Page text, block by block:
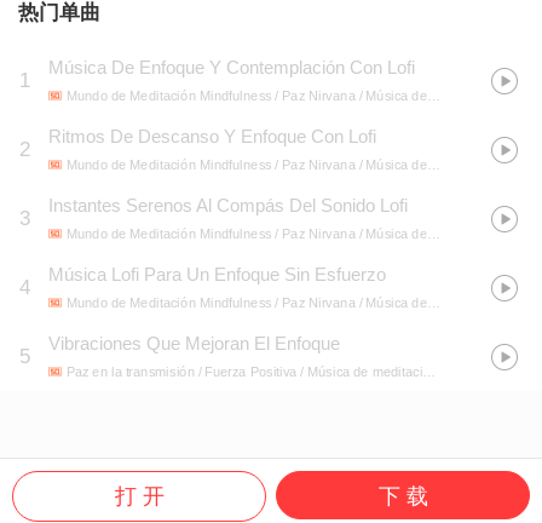
热门单曲
1
Música De Enfoque Y Contemplación Con Lofi
Mundo de Meditación Mindfulness / Paz Nirvana / Música de meditación 528 Hz
2
Ritmos De Descanso Y Enfoque Con Lofi
Mundo de Meditación Mindfulness / Paz Nirvana / Música de meditación 528 Hz
3
Instantes Serenos Al Compás Del Sonido Lofi
Mundo de Meditación Mindfulness / Paz Nirvana / Música de meditación 528 Hz
4
Música Lofi Para Un Enfoque Sin Esfuerzo
Mundo de Meditación Mindfulness / Paz Nirvana / Música de meditación 528 Hz
5
Vibraciones Que Mejoran El Enfoque
Paz en la transmisión / Fuerza Positiva / Música de meditación 528 Hz -
打 开 下 载